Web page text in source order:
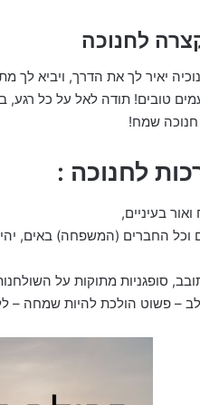
לחנוכה
יאיר לך את הדרך, ויביא לך
טובים! תודה לאל על כל רגע,
חנוכה שמח!
בעיניים,
וכל החברים (המשפחה) באים,
סופגניות מתוקות על
– פשוט הולכת להיות שמחה –